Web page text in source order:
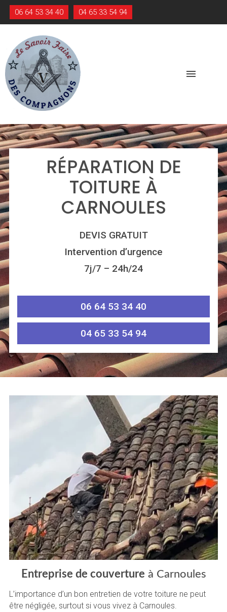
06 64 53 34 40 04 65 33 54 94
menu
RÉPARATION DE
TOITURE À
CARNOULES
DEVIS GRATUIT
Intervention d’urgence
7j/7 – 24h/24
06 64 53 34 40
04 65 33 54 94
Entreprise de couverture à Carnoules
L’importance d’un bon entretien de votre toiture ne peut
être négligée, surtout si vous vivez à Carnoules.